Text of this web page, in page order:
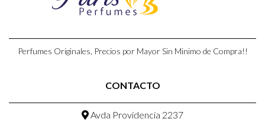
Perfumes Originales, Precios por Mayor Sin Minimo de Compra!!
CONTACTO
Avda Providencia 2237